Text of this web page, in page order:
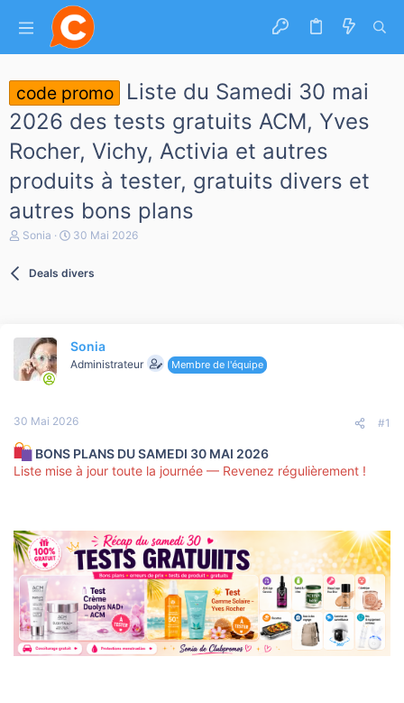
code promo
Liste du Samedi 30 mai
2026 des tests gratuits ACM, Yves
Rocher, Vichy, Activia et autres
produits à tester, gratuits divers et
autres bons plans
A
e
a
d
c
s
s
i
Sonia
D
e
b
u
30 Mai 2026
Deals divers
Sonia
Administrateur Membre de l'équipe
30 Mai 2026 #1
BONS PLANS DU SAMEDI 30 MAI 2026
Liste mise à jour toute la journée — Revenez régulièrement !